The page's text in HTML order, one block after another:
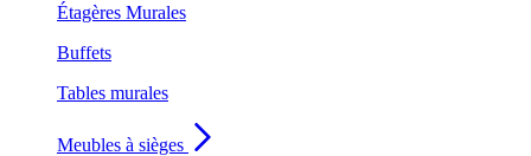
Étagères Murales
Buffets
Tables murales
Meubles à sièges